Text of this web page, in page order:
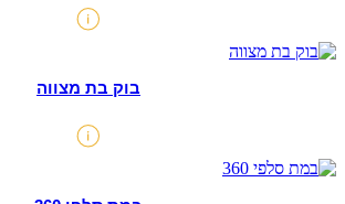
בוק בת מצווה